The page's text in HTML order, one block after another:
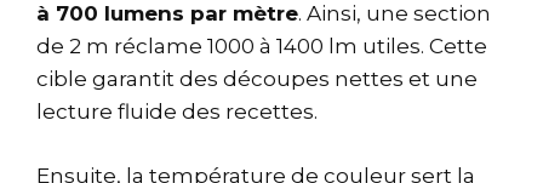
à 700 lumens par mètre. Ainsi, une section
de 2 m réclame 1000 à 1400 lm utiles. Cette
cible garantit des découpes nettes et une
lecture fluide des recettes.
Ensuite, la température de couleur sert la